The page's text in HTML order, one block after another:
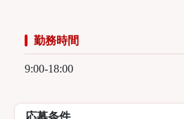
勤務時間
9:00-18:00
応募条件